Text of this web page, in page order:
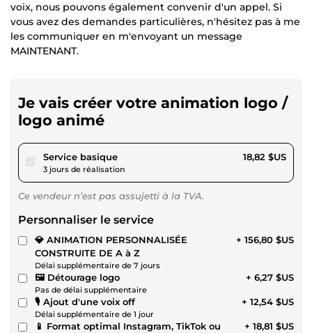
voix, nous pouvons également convenir d'un appel. Si
vous avez des demandes particulières, n'hésitez pas à me
les communiquer en m'envoyant un message
MAINTENANT.
Je vais créer votre animation logo /
logo animé
Service basiquepour 17,34 $US
3 jours de réalisation
18,82 $US
Ce vendeur n’est pas assujetti à la TVA.
Personnaliser le service
💎 ANIMATION PERSONNALISÉE
CONSTRUITE DE A à Z
Délai supplémentaire de 7 jours
+ 156,80 $US
🖼️ Détourage logo
Pas de délai supplémentaire
+ 6,27 $US
🎙️ Ajout d'une voix off
Délai supplémentaire de 1 jour
+ 12,54 $US
📱 Format optimal Instagram, TikTok ou
+ 18,81 $US